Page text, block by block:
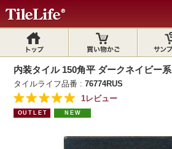
内装タイル 150角平 ダークネイビー系
タイルライフ品番 :76774RUS
1レビュー
OUTLET NEW